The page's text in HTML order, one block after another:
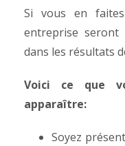
Si vous en
entreprise
dans les résultats
Voici ce que
apparaître:
Soyez